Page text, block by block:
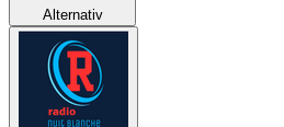
Alternativ